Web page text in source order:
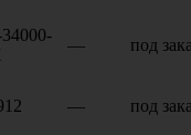
— под
— под